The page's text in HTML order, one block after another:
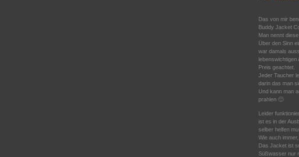
Das von mir
Buddy Jacket
Man nennt
Über den Sinn
war damals
Preis geachtet.
Jeder Taucher
darin das man
Und kann man
prahlen 🙂
Leider
ist es in der
selber helfen
Wie auch
Das Jacket ist
Süßwasser nur